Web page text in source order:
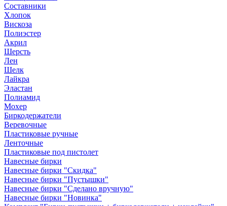
Составники
Хлопок
Вискоза
Полиэстер
Акрил
Шерсть
Лен
Шелк
Лайкра
Эластан
Полиамид
Мохер
Биркодержатели
Веревочные
Пластиковые ручные
Ленточные
Пластиковые под пистолет
Навесные бирки
Навесные бирки "Скидка"
Навесные бирки "Пустышки"
Навесные бирки "Сделано вручную"
Навесные бирки "Новинка"